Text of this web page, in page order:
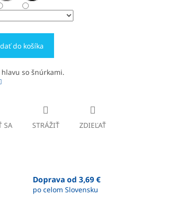
do košíka
so šnúrkami.
SA STRÁŽIŤ ZDIEĽAŤ
Doprava od 3,69 €
po celom Slovensku